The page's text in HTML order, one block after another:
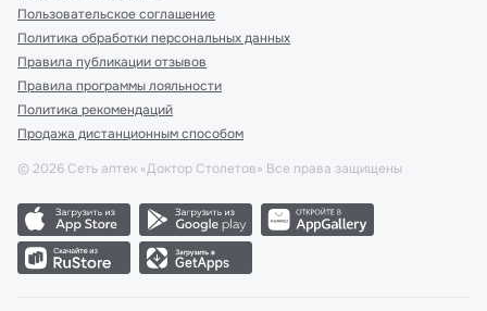
Пользовательское соглашение
Политика обработки персональных данных
Правила публикации отзывов
Правила программы лояльности
Политика рекомендаций
Продажа дистанционным способом
© 2026 Сеть аптек «Доктор Столетов» Все права защищены